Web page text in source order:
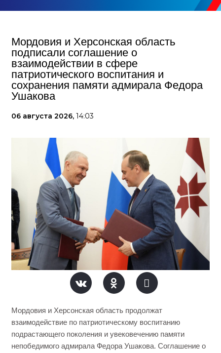
Мордовия и Херсонская область
подписали соглашение о
взаимодействии в сфере
патриотического воспитания и
сохранения памяти адмирала Федора
Ушакова
06 августа 2026, 14:03
Мордовия и Херсонская область продолжат
взаимодействие по патриотическому воспитанию
подрастающего поколения и увековечению памяти
непобедимого адмирала Федора Ушакова. Соглашение о